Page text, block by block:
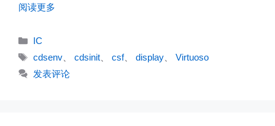
阅读更多
分
IC
标
签
cdsenv cdsinit csf、 display
Virtuoso
发表评论